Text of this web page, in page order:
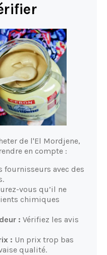
de l'El Mordjene,
en compte :
fournisseurs avec des
vous qu’il ne
chimiques
: Vérifiez les avis
: Un prix trop bas
qualité.